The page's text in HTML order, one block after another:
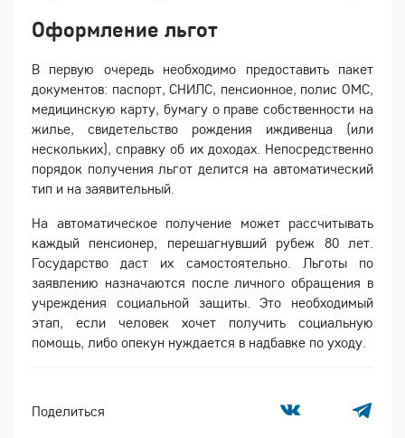
Оформление льгот
В первую очередь необходимо предоставить пакет
документов: паспорт, СНИЛС, пенсионное, полис ОМС,
медицинскую карту, бумагу о праве собственности на
жилье, свидетельство рождения иждивенца (или
нескольких), справку об их доходах. Непосредственно
порядок получения льгот делится на автоматический
тип и на заявительный.
На автоматическое получение может рассчитывать
каждый пенсионер, перешагнувший рубеж 80 лет.
Государство даст их самостоятельно. Льготы по
заявлению назначаются после личного обращения в
учреждения социальной защиты. Это необходимый
этап, если человек хочет получить социальную
помощь, либо опекун нуждается в надбавке по уходу.
Поделиться